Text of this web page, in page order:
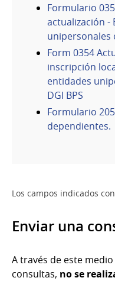
Formulario
actualización -
unipersonales
Form 0354
inscripción
entidades
DGI BPS
Formulario
dependientes.
Los campos indicados
Enviar una
A través de este
consultas, no se